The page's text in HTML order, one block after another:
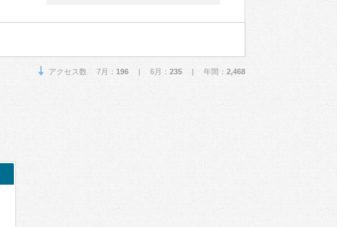
アクセス数 7月： 196 | 6月： 235 | 年間： 2,468